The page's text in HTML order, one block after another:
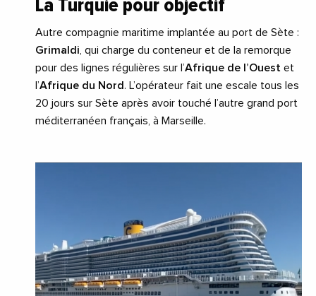
La Turquie pour objectif
Autre compagnie maritime implantée au port de Sète :
Grimaldi, qui charge du conteneur et de la remorque
pour des lignes régulières sur l’Afrique de l’Ouest et
l’Afrique du Nord. L’opérateur fait une escale tous les
20 jours sur Sète après avoir touché l’autre grand port
méditerranéen français, à Marseille.